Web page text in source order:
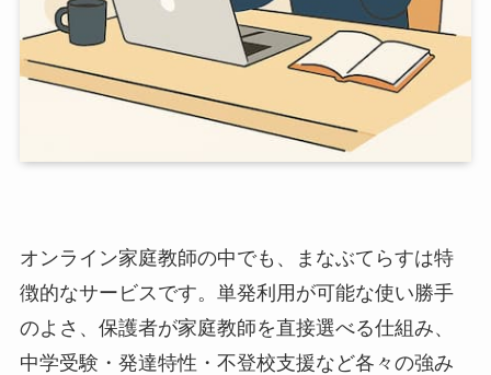
オンライン家庭教師の中でも、まなぶてらすは特
徴的なサービスです。単発利用が可能な使い勝手
のよさ、保護者が家庭教師を直接選べる仕組み、
中学受験・発達特性・不登校支援など各々の強み